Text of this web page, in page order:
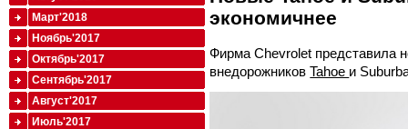
экономичнее
Фирма Chevrolet представила
внедорожниковTahoe и
Март'2018
Ноябрь'2017
Октябрь'2017
Сентябрь'2017
Август'2017
Июль'2017